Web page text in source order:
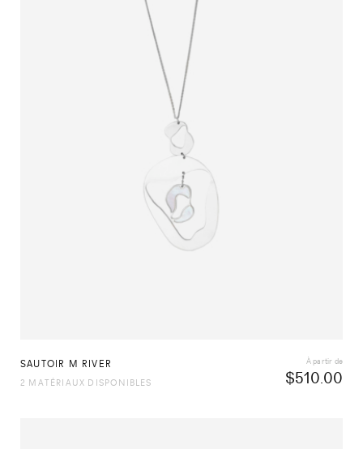
SAUTOIR M RIVER
$510.00
À partir de
2 MATÉRIAUX DISPONIBLES